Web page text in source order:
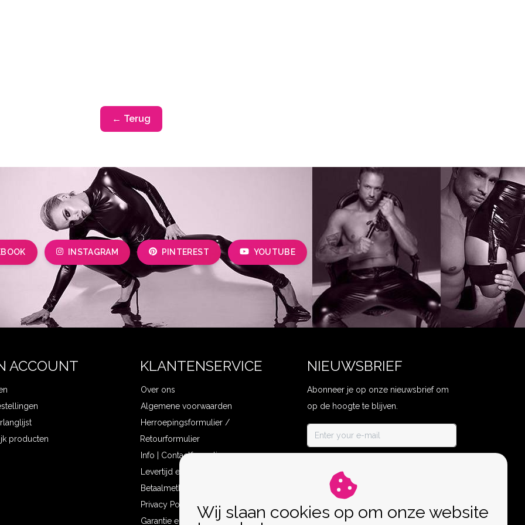
← Terug
INSTAGRAM PINTEREST YOUTUBE
ACCOUNT
producten
KLANTENSERVICE
Over ons
Algemene voorwaarden
Herroepingsformulier /
Retourformulier
Info | Contactformulier
Levertijd en verzendkosten
Betaalmethoden
Privacy Policy
Garantie en klachten
NIEUWSBRIEF
Abonneer je op onze nieuwsbrief om
op de hoogte te blijven.
Wij slaan cookies op om onze website